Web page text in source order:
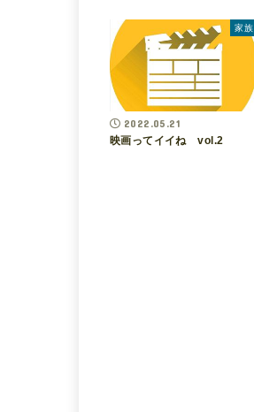
家族
2022.05.21
映画ってイイね vol.2